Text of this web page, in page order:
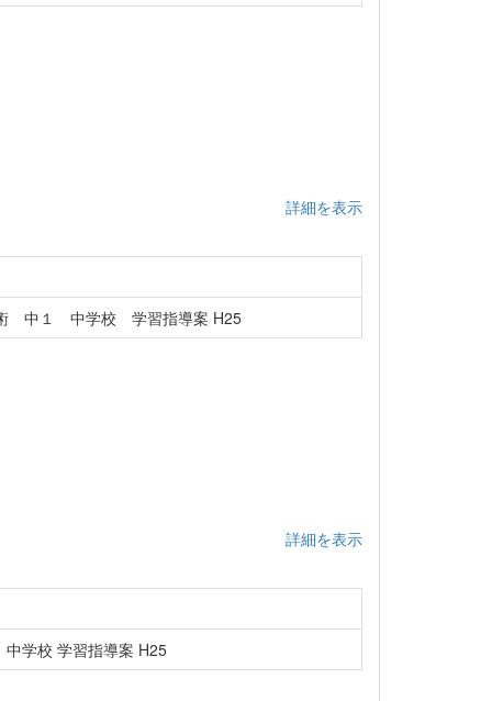
詳細を表示
中１ 中学校 学習指導案 H25
詳細を表示
学校 学習指導案 H25